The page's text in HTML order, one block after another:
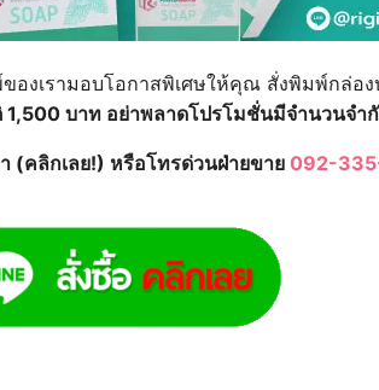
องเรามอบโอกาสพิเศษให้คุณ สั่งพิมพ์กล่อ
1,500 บาท อย่าพลาดโปรโมชั่นมีจำนวนจำ
(คลิกเลย!) หรือโทรด่วนฝ่ายขาย 092-